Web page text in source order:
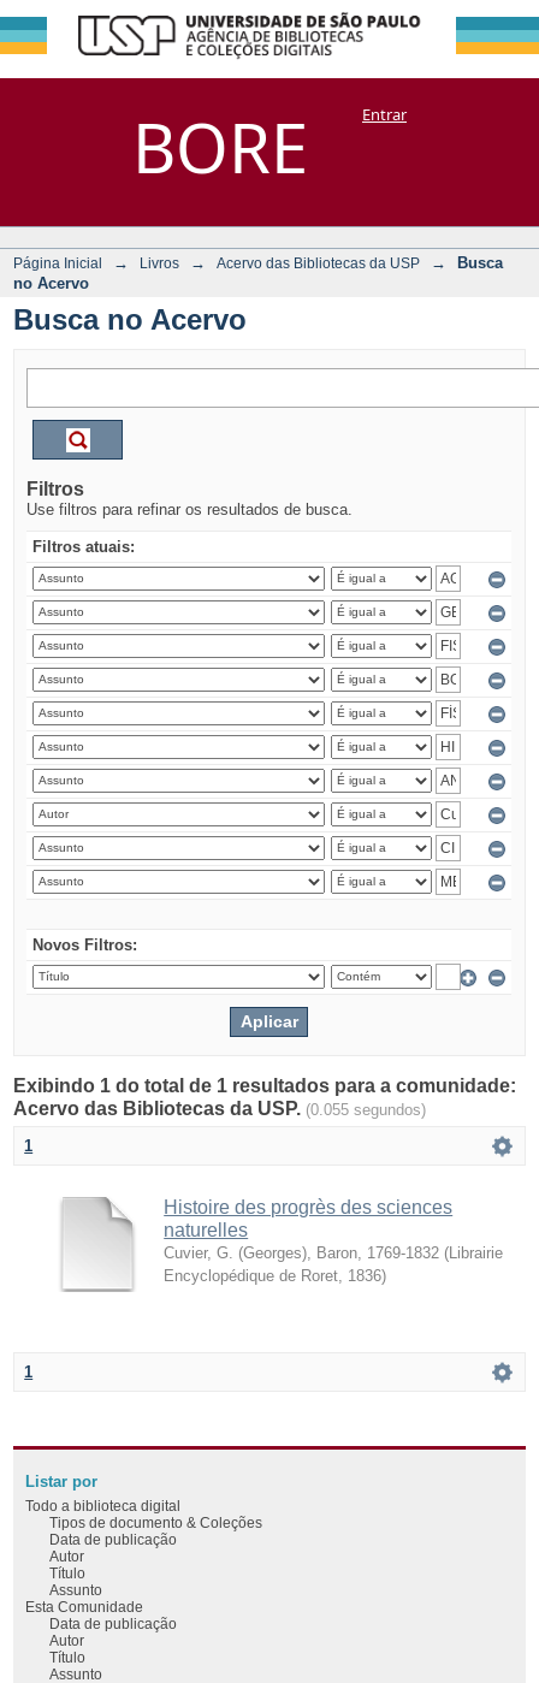
BORE
Busca no Acervo
DSpace/Manakin + CoriscoEntrar
Página Inicial → Livros → Acervo das Bibliotecas da USP →
Busca
no Acervo
Busca no Acervo
Filtros
Use filtros para refinar os resultados de busca.
Filtros atuais:
Novos Filtros:
Exibindo 1 do total de 1 resultados para a comunidade:
Acervo das Bibliotecas da USP. (0.055 segundos)
1
Histoire des progrès des sciences
naturelles
Cuvier, G. (Georges), Baron, 1769-1832 ( Librairie
Encyclopédique de Roret 1836)
1
Listar por
Todo a biblioteca digital
Tipos de documento & Coleções
Data de publicação
Autor
Título
Assunto
Esta Comunidade
Data de publicação
Autor
Título
Assunto